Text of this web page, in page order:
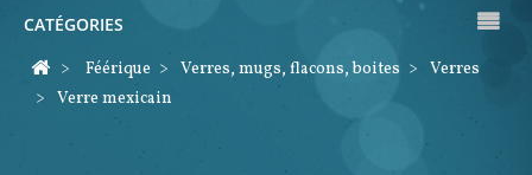
CATÉGORIES
>
Féérique > Verres, mugs, flacons, boites > Verres
> Verre mexicain